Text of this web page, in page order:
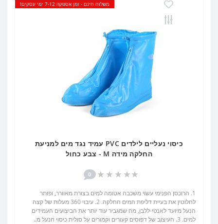
משלוח חינם - זמן אספקה 7-12 ימי עסקים!
כיסוי נעליים לילדים PVC עמיד נגד מים למניעת
החלקה מידה M - צבע כחול
0
1. הרוכסן הפנימי עשוי משכבה אטומה למים בצורת מאוורר, ופותר
לחלוטין את בעיית דליפת המים החלקה. 2. עיבוי 360 מעלות של קצה
הנעל מיועד לאנטי-ללבן, מה שמגביר עוד יותר את הביצועים העמידים
למים. 3. העיצוב של דפוסים קעורים וקמורים על סולית כיסוי הנעל מ..